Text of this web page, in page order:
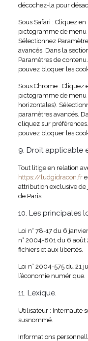
décochez-la pour
Sous Safari : Cliquez
pictogramme de menu
Sélectionnez
avancés. Dans la
Paramètres de
pouvez bloquer les
Sous Chrome : Cliquez
pictogramme de menu
horizontales).
paramètres avancés.
cliquez sur
pouvez bloquer les
9. Droit applicable
Tout litige en relation
https://ludgidracon.fr
attribution exclusive
de Paris.
10. Les principales
Loi n° 78-17 du 6
n° 2004-801 du 6 août
fichiers et aux libertés.
Loi n° 2004-575 du 21
l’économie numérique.
11. Lexique.
Utilisateur : Internaute
susnommé.
Informations